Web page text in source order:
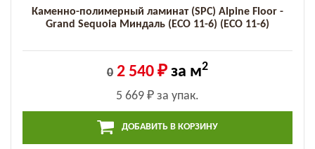
Каменно-полимерный ламинат (SPC) Alpine Floor -
Grand Sequoia Миндаль (ECO 11-6) (ECO 11-6)
0 2 540 ₽ за м2
5 669 ₽ за упак.
ДОБАВИТЬ В КОРЗИНУ